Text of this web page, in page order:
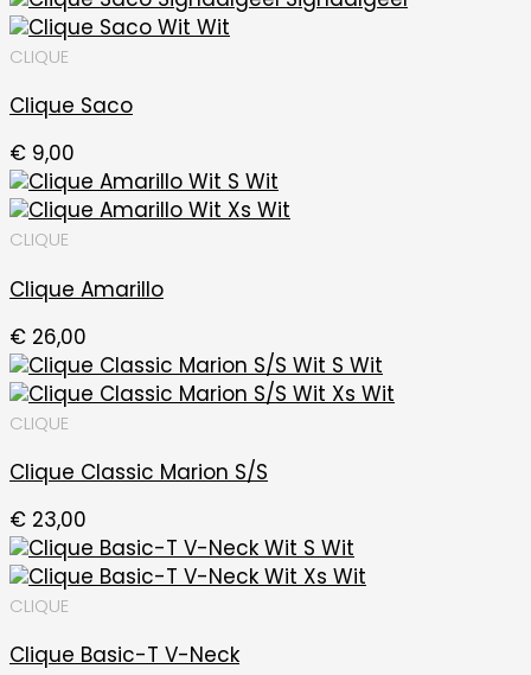
CLIQUE
Clique Saco
€ 9,00
CLIQUE
Clique Amarillo
€ 26,00
CLIQUE
Clique Classic Marion S/S
€ 23,00
CLIQUE
Clique Basic-T V-Neck